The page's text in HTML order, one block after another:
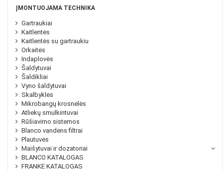
ĮMONTUOJAMA TECHNIKA
Gartraukiai
Kaitlentės
Kaitlentės su gartraukiu
Orkaitės
Indaplovės
Šaldytuvai
Šaldikliai
Vyno šaldytuvai
Skalbyklės
Mikrobangų krosnelės
Atliekų smulkintuvai
Rūšiavimo sistemos
Blanco vandens filtrai
Plautuvės
Maišytuvai ir dozatoriai
BLANCO KATALOGAS
FRANKE KATALOGAS